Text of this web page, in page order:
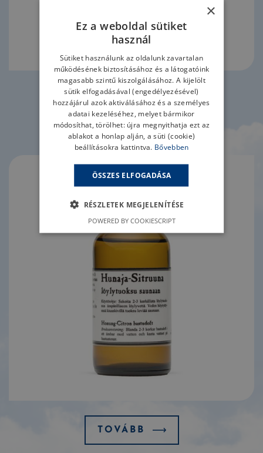
TOVÁBB
Finn méz-citrom olaj 50 ml
TOVÁBB
×
Ez a weboldal sütiket
használ
Sütiket használunk az oldalunk zavartalan
működésének biztosításához és a látogatóink
magasabb szintű kiszolgálásához. A kijelölt
sütik elfogadásával (engedélyezésével)
hozzájárul azok aktiválásához és a személyes
adatai kezeléséhez, melyet bármikor
módosíthat, törölhet: újra megnyithatja ezt az
ablakot a honlap alján, a süti (cookie)
beállításokra kattintva. Bővebben
ÖSSZES ELFOGADÁSA
RÉSZLETEK MEGJELENÍTÉSE
POWERED BY COOKIESCRIPT